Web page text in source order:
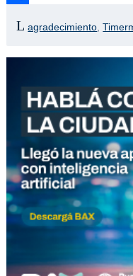
agradecimiento ,